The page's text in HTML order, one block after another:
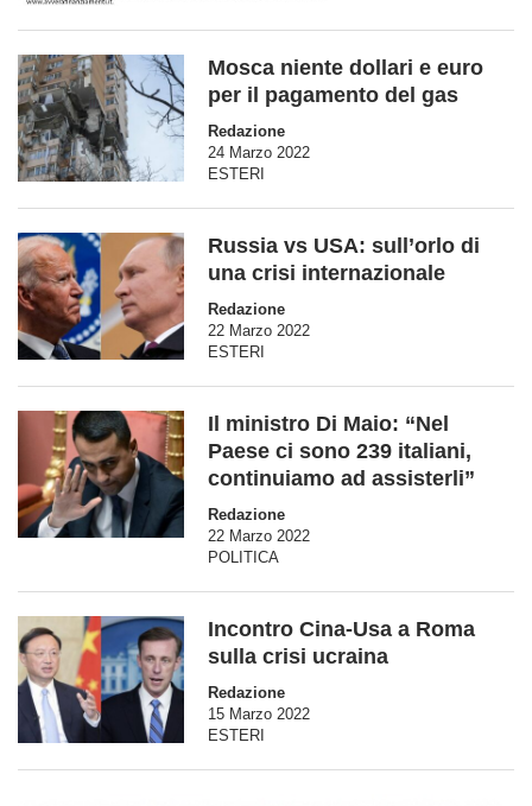
Mosca niente dollari e euro
per il pagamento del gas
Redazione
24 Marzo 2022
ESTERI
Russia vs USA: sull’orlo di
una crisi internazionale
Redazione
22 Marzo 2022
ESTERI
Il ministro Di Maio: “Nel
Paese ci sono 239 italiani,
continuiamo ad assisterli”
Redazione
22 Marzo 2022
POLITICA
Incontro Cina-Usa a Roma
sulla crisi ucraina
Redazione
15 Marzo 2022
ESTERI